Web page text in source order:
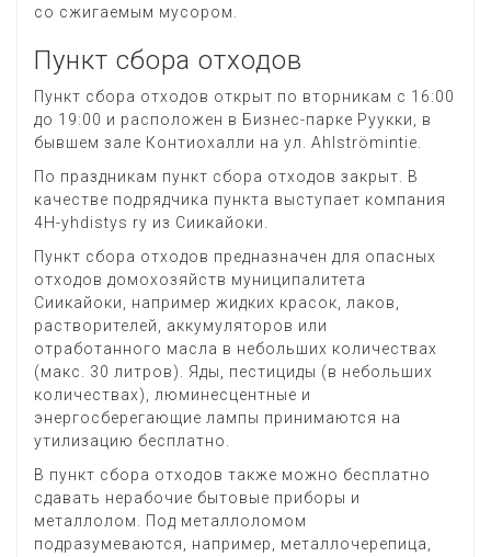
со сжигаемым мусором.
Пункт сбора отходов
Пункт сбора отходов открыт по вторникам с 16:00
до 19:00 и расположен в Бизнес-парке Руукки, в
бывшем зале Контиохалли на ул. Ahlströmintie.
По праздникам пункт сбора отходов закрыт. В
качестве подрядчика пункта выступает компания
4H-yhdistys ry из Сиикайоки.
Пункт сбора отходов предназначен для опасных
отходов домохозяйств муниципалитета
Сиикайоки, например жидких красок, лаков,
растворителей, аккумуляторов или
отработанного масла в небольших количествах
(макс. 30 литров). Яды, пестициды (в небольших
количествах), люминесцентные и
энергосберегающие лампы принимаются на
утилизацию бесплатно.
В пункт сбора отходов также можно бесплатно
сдавать нерабочие бытовые приборы и
металлолом. Под металлоломом
подразумеваются, например, металлочерепица,